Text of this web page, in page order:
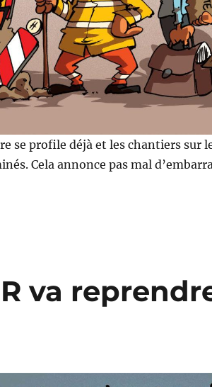
se profile déjà et les chantiers sur
Cela annonce pas mal
va